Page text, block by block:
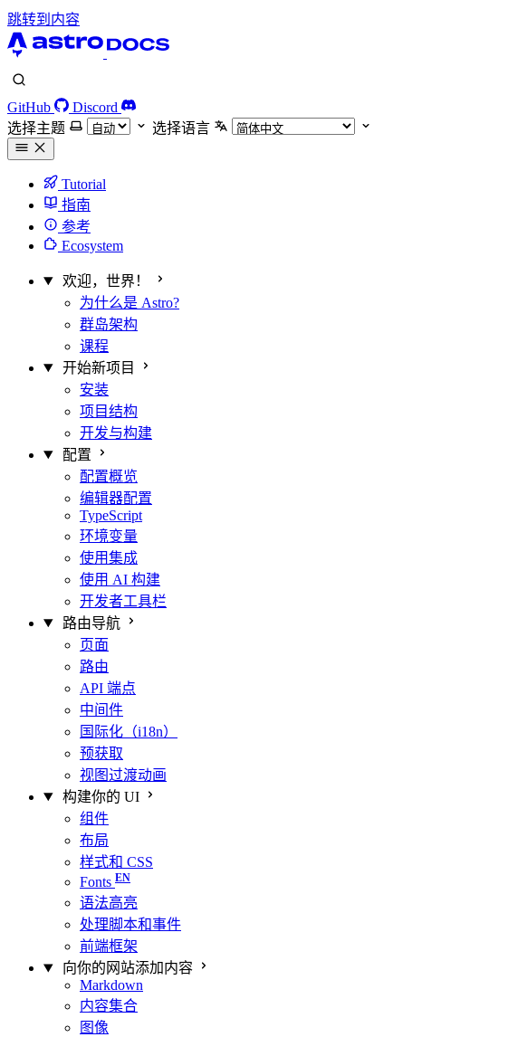
跳转到内容
GitHub
Discord
选择主题
选择语言
Tutorial
指南
参考
Ecosystem
欢迎，世界！
为什么是 Astro?
群岛架构
课程
开始新项目
安装
项目结构
开发与构建
配置
配置概览
编辑器配置
TypeScript
环境变量
使用集成
使用 AI 构建
开发者工具栏
路由导航
页面
路由
API 端点
中间件
国际化（i18n）
预获取
视图过渡动画
构建你的 UI
组件
布局
样式和 CSS
Fonts
语法高亮
处理脚本和事件
前端框架
向你的网站添加内容
Markdown
内容集合
图像